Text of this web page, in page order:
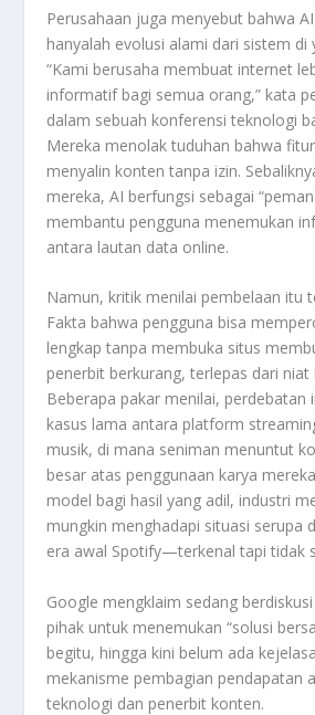
Perusahaan juga menyebut bahwa
hanyalah evolusi alami dari sistem di
“Kami berusaha membuat internet
informatif bagi semua orang,” kata
dalam sebuah konferensi teknologi
Mereka menolak tuduhan bahwa
menyalin konten tanpa izin.
mereka, AI berfungsi sebagai
membantu pengguna menemukan
antara lautan data online.
Namun, kritik menilai pembelaan itu
Fakta bahwa pengguna bisa
lengkap tanpa membuka situs
penerbit berkurang, terlepas dari niat
Beberapa pakar menilai, perdebatan
kasus lama antara platform
musik, di mana seniman menuntut
besar atas penggunaan karya
model bagi hasil yang adil, industri
mungkin menghadapi situasi serupa
era awal Spotify—terkenal tapi tidak
Google mengklaim sedang
pihak untuk menemukan “solusi
begitu, hingga kini belum ada
mekanisme pembagian pendapatan
teknologi dan penerbit konten.